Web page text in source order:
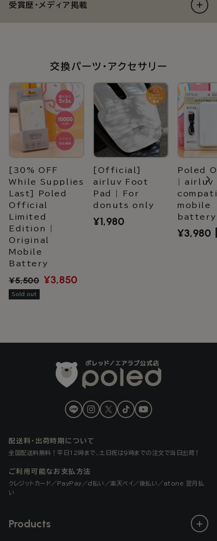
受賞歴・メディア掲載
交換パーツ・アクセサリー
[30% OFF
While Supplies
Last] Poled
Official
Limited
Edition |
Original
Mobile
Battery
Regular
price
¥5,500 Sale
¥3,850
Sold out
[Official]
airluv Foot
Pad | For
donuts only
Regular
¥1,980
Poled
| airluv
mobile
battery
Regular
¥3,980
LINEInstagram
X
TikTokYouTube
配送料・出荷時期について
全国配送料無料！平日12時まで、土日祝は9時までの注文で当日出荷！
ご利用可能なお支払方法
クレジットカード／PayPay／d払い／楽天ペイ／後払い／atone 翌月払
い
Products